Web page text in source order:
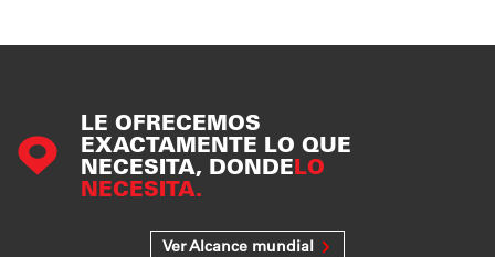
LE OFRECEMOS
EXACTAMENTE LO QUE
NECESITA, DONDELO
NECESITA.
Ver Alcance mundial